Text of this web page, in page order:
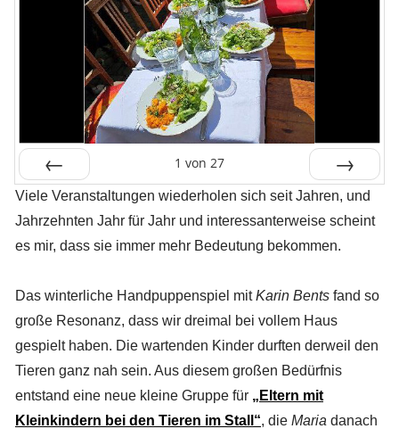
Zurück
1 von 27
Vor
Viele Veranstaltungen wiederholen sich seit Jahren, und
Jahrzehnten Jahr für Jahr und interessanterweise scheint
es mir, dass sie immer mehr Bedeutung bekommen.
Das winterliche Handpuppenspiel mitKarin Bents fand so
große Resonanz, dass wir dreimal bei vollem Haus
gespielt haben. Die wartenden Kinder durften derweil den
Tieren ganz nah sein. Aus diesem großen Bedürfnis
entstand eine neue kleine Gruppe für „Eltern mit
Kleinkindern bei den Tieren im Stall“, die Maria danach